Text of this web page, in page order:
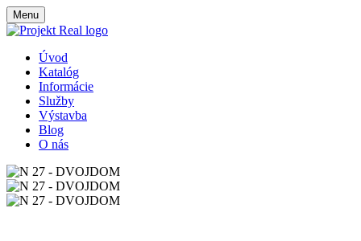
Menu
Úvod
Katalóg
Informácie
Služby
Výstavba
Blog
O nás